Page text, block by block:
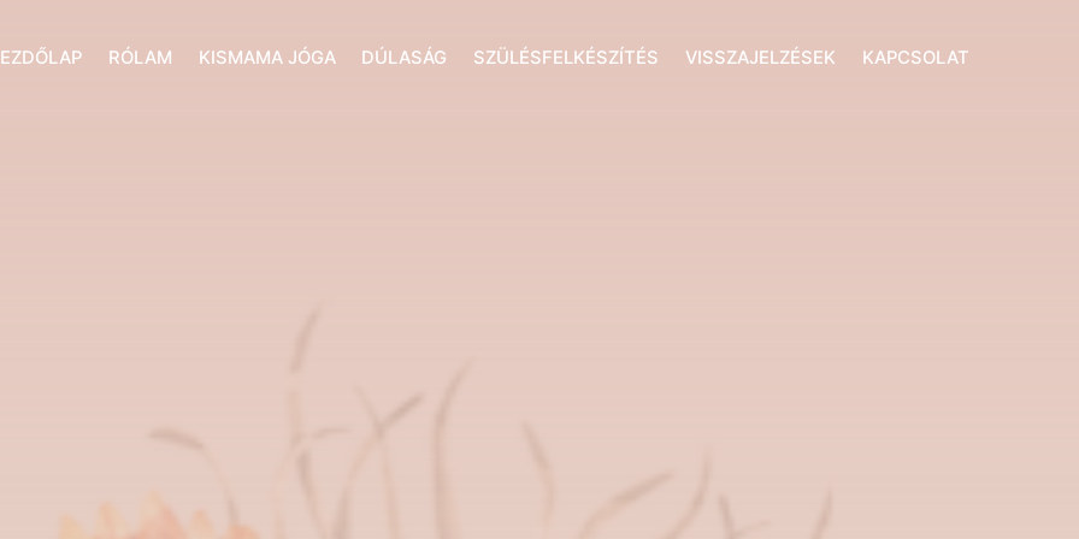
RÓLAM KISMAMA JÓGA DÚLASÁG SZÜLÉSFELKÉSZÍTÉS VISSZAJELZÉSEK KAPCSOLAT